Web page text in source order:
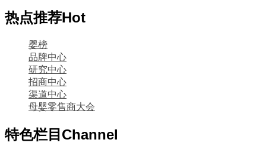
热点推荐Hot
婴榜
品牌中心
研究中心
招商中心
渠道中心
母婴零售商大会
特色栏目 Channel